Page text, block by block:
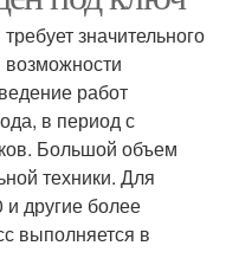
значительного
работ
в период с
Большой объем
техники. Для
другие более
выполняется в